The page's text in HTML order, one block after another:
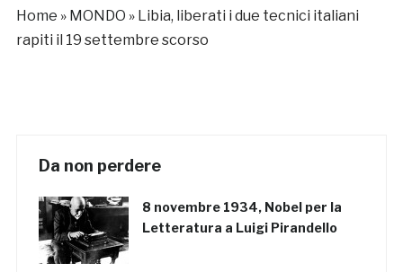
Home » MONDO » Libia, liberati i due tecnici italiani
rapiti il 19 settembre scorso
Da non perdere
8 novembre 1934, Nobel per la
Letteratura a Luigi Pirandello